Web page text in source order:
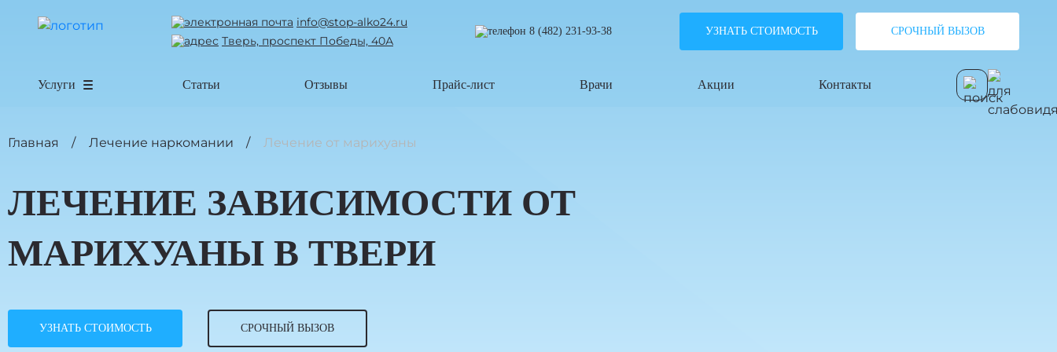
info@stop-alko24.ru
Тверь, проспект Победы, 40А
8 (482) 231-93-38 УЗНАТЬ СТОИМОСТЬ СРОЧНЫЙ ВЫЗОВ
Услуги Статьи Отзывы Прайс-лист Врачи Акции Контакты
Главная Лечение наркомании Лечение от марихуаны
ЛЕЧЕНИЕ ЗАВИСИМОСТИ ОТ
МАРИХУАНЫ В ТВЕРИ
УЗНАТЬ СТОИМОСТЬ СРОЧНЫЙ ВЫЗОВ